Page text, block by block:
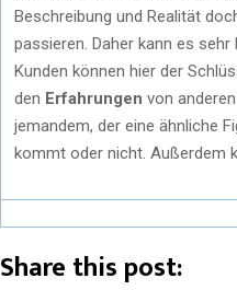
Beschreibung und Realität
passieren. Daher kann es
Kunden können hier der
den Erfahrungen von
jemandem, der eine ähnliche
kommt oder nicht. Außerdem
Share this post: